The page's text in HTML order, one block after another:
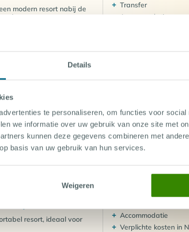
Details
te personaliseren, om functies voor social
we informatie over uw gebruik van onze site met
kunnen deze gegevens combineren met
basis van uw gebruik van hun services.
Weigeren
modern resort nabij de
of in de sauna? Kan. Wandelen
schitterende Wadi el Gemal
Transfer
Accommodatie
BEKIJK
RESORT
resort, ideaal voor
Accommodatie
Verplichte kosten in